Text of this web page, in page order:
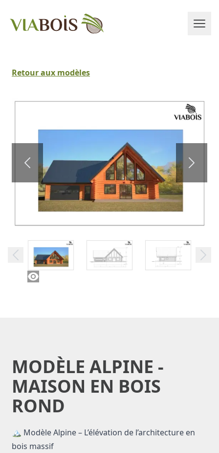
Retour aux modèles
MODÈLE ALPINE -
MAISON EN BOIS
ROND
Description du modèle Alpine
🏔️ Modèle Alpine – L’élévation de l’architecture en
bois massif